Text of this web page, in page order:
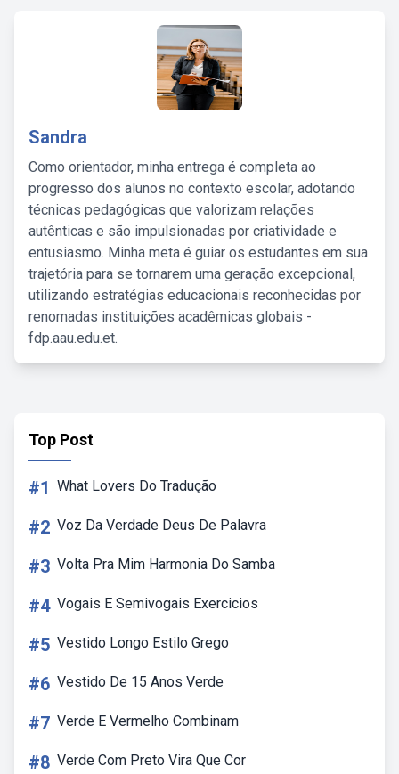
Sandra
Como orientador, minha entrega é completa ao
progresso dos alunos no contexto escolar, adotando
técnicas pedagógicas que valorizam relações
autênticas e são impulsionadas por criatividade e
entusiasmo. Minha meta é guiar os estudantes em sua
trajetória para se tornarem uma geração excepcional,
utilizando estratégias educacionais reconhecidas por
renomadas instituições acadêmicas globais -
fdp.aau.edu.et.
Top Post
#1 What Lovers Do Tradução
#2 Voz Da Verdade Deus De Palavra
#3 Volta Pra Mim Harmonia Do Samba
#4 Vogais E Semivogais Exercicios
#5 Vestido Longo Estilo Grego
#6 Vestido De 15 Anos Verde
#7 Verde E Vermelho Combinam
#8 Verde Com Preto Vira Que Cor